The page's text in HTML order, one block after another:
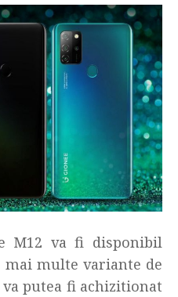
M12 va fi disponibil
multe variante de
putea fi achizitionat